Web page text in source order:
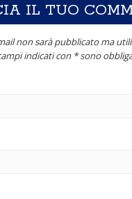
IL TUO
non sarà pubblicato ma
indicati con * sono